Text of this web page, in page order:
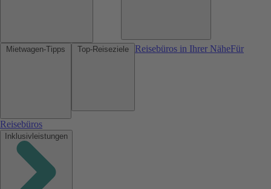
Reisebüros in Ihrer NäheFür
Reisebüros
Inklusivleistungen